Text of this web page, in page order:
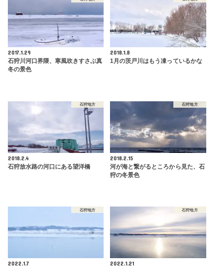
2017.1.29
石狩川河口界隈、寒風吹きすさぶ真
冬の景色
2018.1.8
1月の茨戸川はもう凍っているかな
石狩地方
2018.2.4
石狩放水路の河口にある望洋橋
石狩地方
2018.2.15
河が海と繋がるところから見た、石
狩の冬景色
石狩地方
2022.1.7
石狩地方
2022.1.21